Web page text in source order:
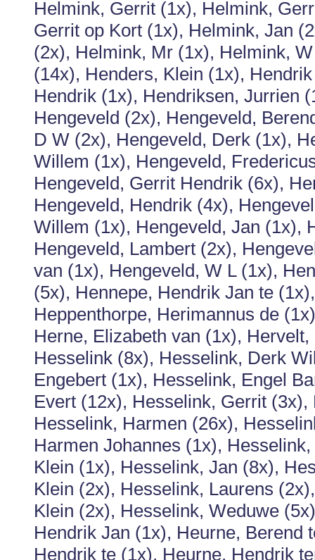
Helmink, Gerrit (1x), Helmink,
Gerrit op Kort (1x), Helmink, Jan
(2x), Helmink, Mr (1x), Helmink,
(14x), Henders, Klein (1x),
Hendrik (1x), Hendriksen, Jurrien
Hengeveld (2x), Hengeveld,
D W (2x), Hengeveld, Derk (1x),
Willem (1x), Hengeveld,
Hengeveld, Gerrit Hendrik (6x),
Hengeveld, Hendrik (4x),
Willem (1x), Hengeveld, Jan (1x),
Hengeveld, Lambert (2x),
van (1x), Hengeveld, W L (1x),
(5x), Hennepe, Hendrik Jan te
Heppenthorpe, Herimannus de
Herne, Elizabeth van (1x),
Hesselink (8x), Hesselink, Derk
Engebert (1x), Hesselink, Engel
Evert (12x), Hesselink, Gerrit
Hesselink, Harmen (26x),
Harmen Johannes (1x),
Klein (1x), Hesselink, Jan (8x),
Klein (2x), Hesselink, Laurens
Klein (2x), Hesselink, Weduwe
Hendrik Jan (1x), Heurne, Berend
Hendrik te (1x), Heurne, Hendrik